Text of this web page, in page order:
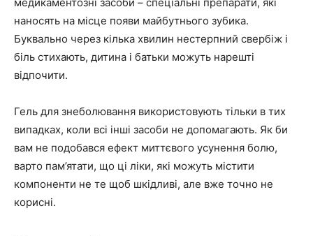
медикаментозні засоби – спеціальні препарати, які
наносять на місце появи майбутнього зубика.
Буквально через кілька хвилин нестерпний свербіж і
біль стихають, дитина і батьки можуть нарешті
відпочити.
Гель для знеболювання використовують тільки в тих
випадках, коли всі інші засоби не допомагають. Як би
вам не подобався ефект миттєвого усунення болю,
варто пам’ятати, що ці ліки, які можуть містити
компоненти не те щоб шкідливі, але вже точно не
корисні.